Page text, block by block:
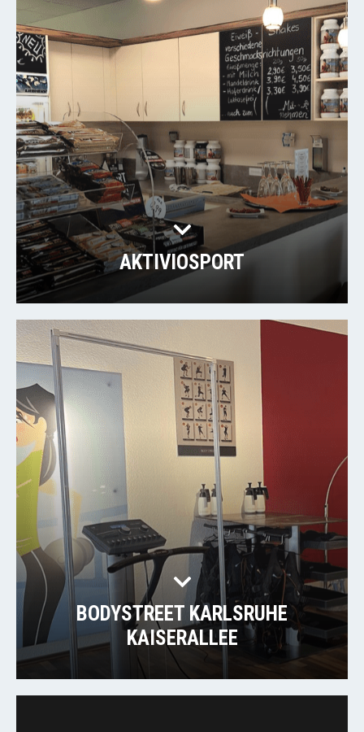
AKTIVIOSPORT
BODYSTREET KARLSRUHE
KAISERALLEE